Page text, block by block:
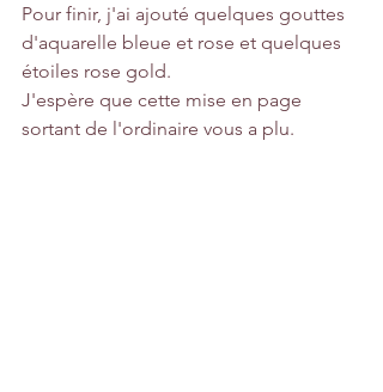
Pour finir, j'ai ajouté quelques gouttes
d'aquarelle bleue et rose et quelques
étoiles rose gold.
J'espère que cette mise en page
sortant de l'ordinaire vous a plu.